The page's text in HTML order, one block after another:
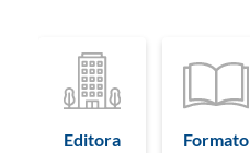
Editora Formato